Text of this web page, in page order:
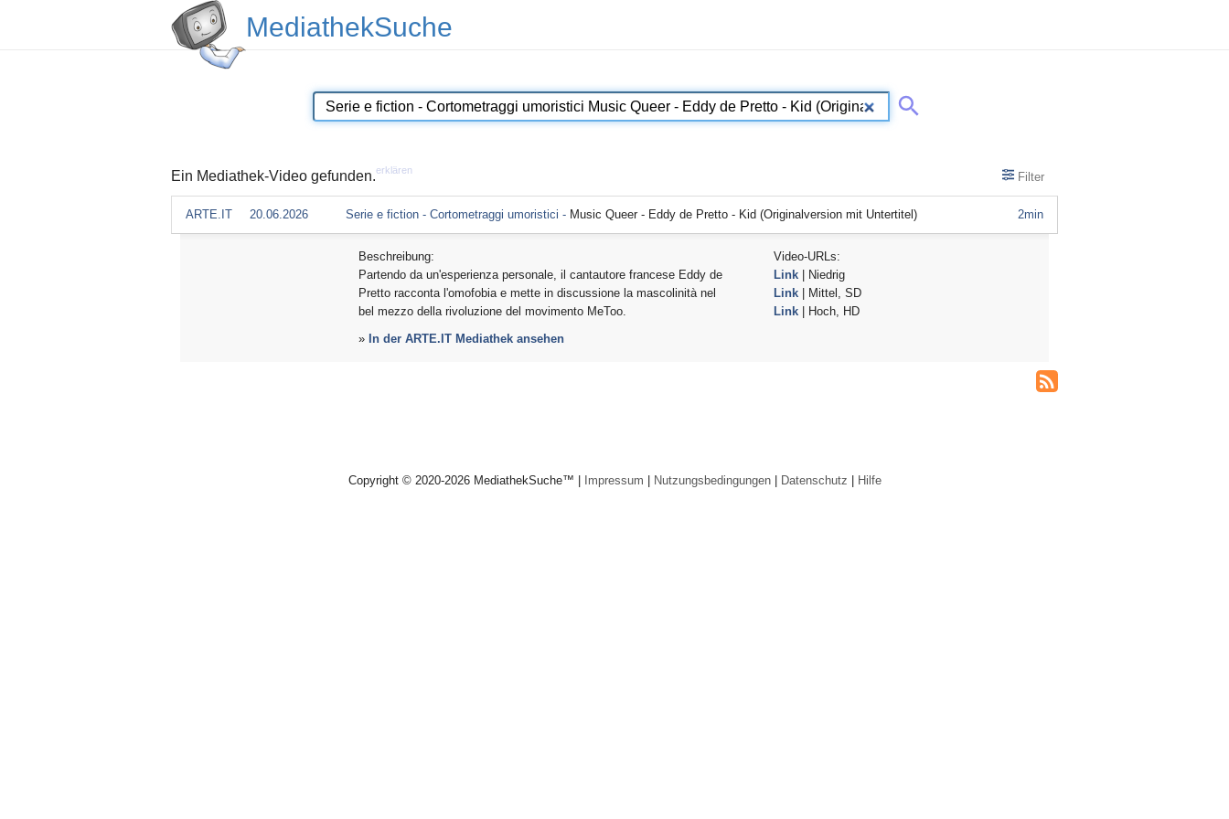
MediathekSuche
Ein Mediathek-Video gefunden.erklären Filter
2min
ARTE.IT 20.06.2026 Serie e fiction - Cortometraggi umoristici - Music Queer - Eddy de Pretto - Kid (Originalversion mit Untertitel)
Beschreibung:
Partendo da un'esperienza personale, il cantautore francese Eddy de
Pretto racconta l'omofobia e mette in discussione la mascolinità nel
bel mezzo della rivoluzione del movimento MeToo.
» In der ARTE.IT Mediathek ansehen
Video-URLs:
Link| Niedrig
Link| Mittel, SD
Link| Hoch, HD
Copyright © 2020-2026 MediathekSuche™ | Impressum | Nutzungsbedingungen| Datenschutz | Hilfe